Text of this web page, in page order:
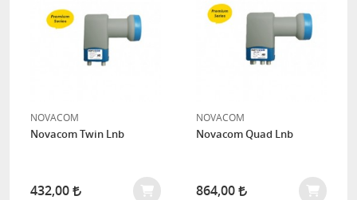
NOVACOM
Novacom Twin Lnb
432,00
NOVACOM
Novacom Quad Lnb
864,00